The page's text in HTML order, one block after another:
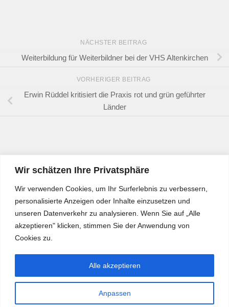
Wir schätzen Ihre Privatsphäre
Wir verwenden Cookies, um Ihr Surferlebnis zu verbessern,
personalisierte Anzeigen oder Inhalte einzusetzen und
unseren Datenverkehr zu analysieren. Wenn Sie auf „Alle
akzeptieren" klicken, stimmen Sie der Anwendung von
Cookies zu.
Anpassen
Alle akzeptieren
NÄCHSTER BEITRAG
Weiterbildung für Weiterbildner bei der VHS Altenkirchen
VORHERIGER BEITRAG
Erwin Rüddel kritisiert die Praxis rot und grün geführter
Länder
Bürgerkurier © 2026. Alle Rechte vorbehalten.